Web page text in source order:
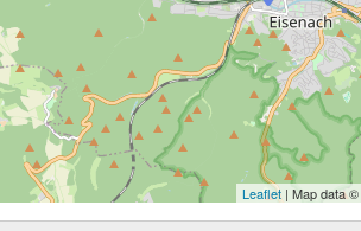
Leaflet | Map data ©